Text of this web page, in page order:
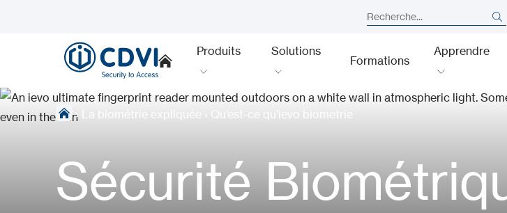
Produits Solutions
Formations
Apprendre
› La biométrie expliquée › Qu’est-ce qu’ievo biometrie
Sécurité